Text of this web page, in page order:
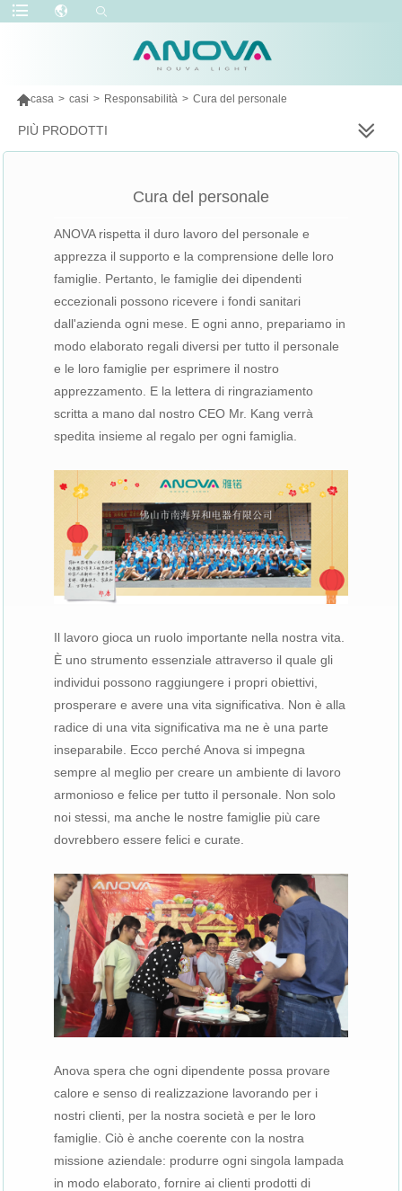
casa > casi > Responsabilità > Cura del personale
PIÙ PRODOTTI
Cura del personale
ANOVA rispetta il duro lavoro del personale e
apprezza il supporto e la comprensione delle loro
famiglie. Pertanto, le famiglie dei dipendenti
eccezionali possono ricevere i fondi sanitari
dall'azienda ogni mese. E ogni anno, prepariamo in
modo elaborato regali diversi per tutto il personale
e le loro famiglie per esprimere il nostro
apprezzamento. E la lettera di ringraziamento
scritta a mano dal nostro CEO Mr. Kang verrà
spedita insieme al regalo per ogni famiglia.
Il lavoro gioca un ruolo importante nella nostra vita.
È uno strumento essenziale attraverso il quale gli
individui possono raggiungere i propri obiettivi,
prosperare e avere una vita significativa. Non è alla
radice di una vita significativa ma ne è una parte
inseparabile. Ecco perché Anova si impegna
sempre al meglio per creare un ambiente di lavoro
armonioso e felice per tutto il personale. Non solo
noi stessi, ma anche le nostre famiglie più care
dovrebbero essere felici e curate.
Anova spera che ogni dipendente possa provare
calore e senso di realizzazione lavorando per i
nostri clienti, per la nostra società e per le loro
famiglie. Ciò è anche coerente con la nostra
missione aziendale: produrre ogni singola lampada
in modo elaborato, fornire ai clienti prodotti di